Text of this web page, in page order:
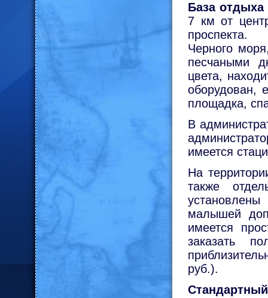
База
7 км от
проспекта.
Черного
песчаными
цвета,
оборудован,
площадка,
В
имеется
На
также
малышей
имеется
заказать
руб.).